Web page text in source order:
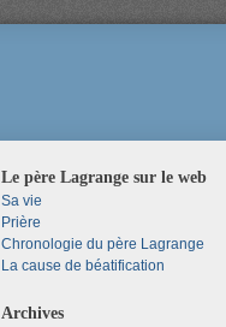
Le père Lagrange sur le web
Sa vie
Prière
Chronologie du père Lagrange
La cause de béatification
Archives